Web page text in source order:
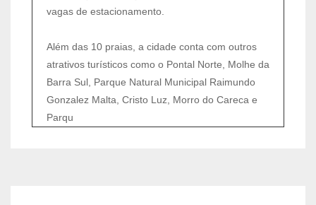
vagas de estacionamento.
Além das 10 praias, a cidade conta com outros
atrativos turísticos como o Pontal Norte, Molhe da
Barra Sul, Parque Natural Municipal Raimundo
Gonzalez Malta, Cristo Luz, Morro do Careca e
Parqu